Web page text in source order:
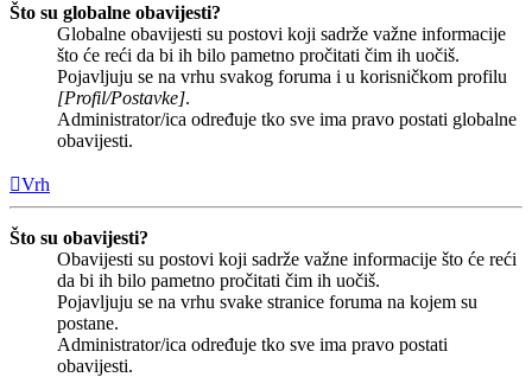
Što su globalne obavijesti?
Globalne obavijesti su postovi koji sadrže važne informacije
što će reći da bi ih bilo pametno pročitati čim ih uočiš.
Pojavljuju se na vrhu svakog foruma i u korisničkom profilu
[Profil/Postavke].
Administrator/ica određuje tko sve ima pravo postati globalne
obavijesti.
Vrh
Što su obavijesti?
Obavijesti su postovi koji sadrže važne informacije što će reći
da bi ih bilo pametno pročitati čim ih uočiš.
Pojavljuju se na vrhu svake stranice foruma na kojem su
postane.
Administrator/ica određuje tko sve ima pravo postati
obavijesti.